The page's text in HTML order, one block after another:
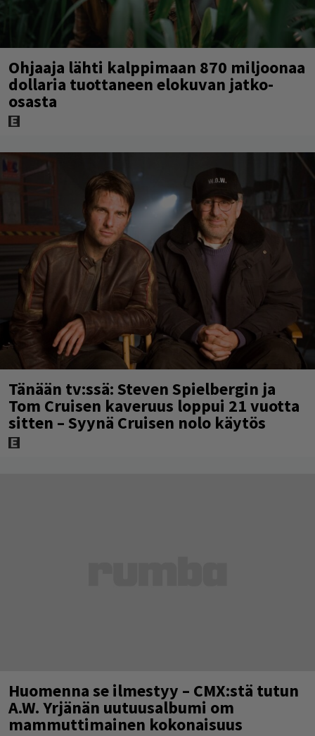
Ohjaaja lähti kalppimaan 870 miljoonaa
dollaria tuottaneen elokuvan jatko-
osasta
Tänään tv:ssä: Steven Spielbergin ja
Tom Cruisen kaveruus loppui 21 vuotta
sitten – Syynä Cruisen nolo käytös
Huomenna se ilmestyy – CMX:stä tutun
A.W. Yrjänän uutuusalbumi om
mammuttimainen kokonaisuus